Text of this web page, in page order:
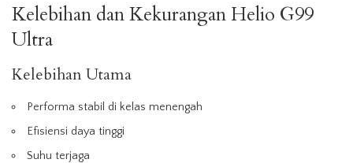
Kelebihan dan Kekurangan Helio G99
Ultra
Kelebihan Utama
Performa stabil di kelas menengah
Efisiensi daya tinggi
Suhu terjaga